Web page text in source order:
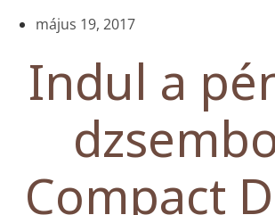
május 19, 2017
Indul a
Compact